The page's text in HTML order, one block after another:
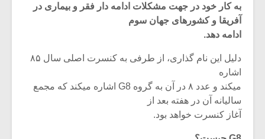
به کار خود در جهت مشکلات ادامه دار فقر و بیماری در
آفریقا و کشورهای جهان سوم
ادامه دهد.
دلیل این نام گذاری، از طرفی به کنسرت اصلی سال ۸۵
اشاره
میکند و عدد ۸ در آن به گروه G8 اشاره میکند که مجمع
سالیانه آن در هفته بعد از
آغاز کنسرت خواهد بود.